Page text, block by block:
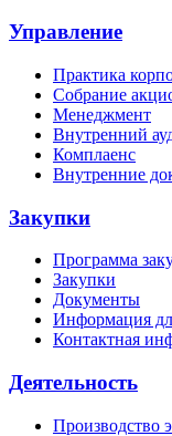
Управление
Практика
Собрание
Менеджмент
Внутренний
Комплаенс
Внутренние
Закупки
Программа
Закупки
Документы
Информация
Контактная
Деятельность
Производство